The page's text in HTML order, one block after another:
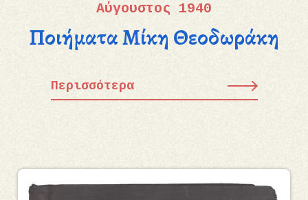
Αύγουστος 1940
Ποιήματα Μίκη Θεοδωράκη
Περισσότερα